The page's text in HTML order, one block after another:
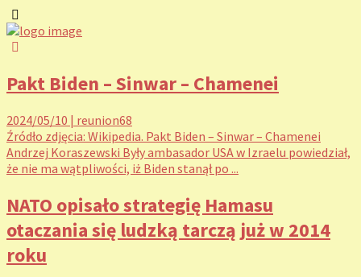
Pakt Biden – Sinwar – Chamenei
2024/05/10 | reunion68
Źródło zdjęcia: Wikipedia. Pakt Biden – Sinwar – Chamenei
Andrzej Koraszewski Były ambasador USA w Izraelu powiedział,
że nie ma wątpliwości, iż Biden stanął po ...
NATO opisało strategię Hamasu
otaczania się ludzką tarczą już w 2014
roku